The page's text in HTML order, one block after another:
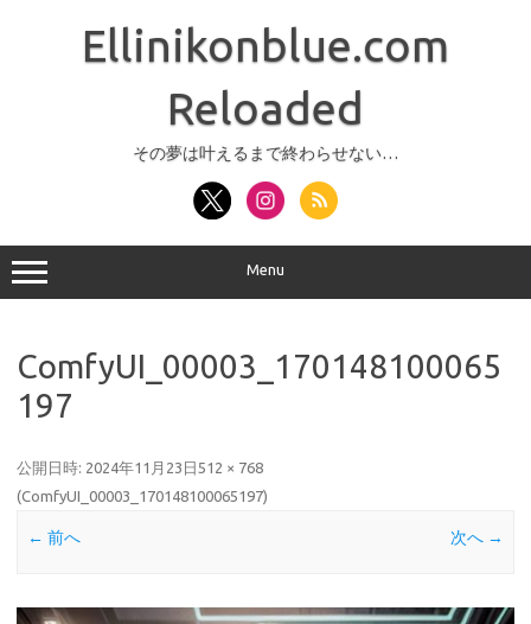
Ellinikonblue.com
Reloaded
その夢は叶えるまで終わらせない…
Menu
ComfyUI_00003_170148100065
197
公開日時: 2024年11月23日 512 × 768
(ComfyUI_00003_170148100065197)
← 前へ 次へ →